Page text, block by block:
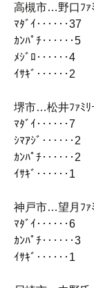
高槻市…野口ﾌｧ
ﾏﾀﾞｲ‥‥‥37
ｶﾝﾊﾟﾁ‥‥‥5
ﾒｼﾞﾛ‥‥‥4
ｲｻｷﾞ‥‥‥2
堺市…松井ﾌｧﾐﾘ
ﾏﾀﾞｲ‥‥‥7
ｼﾏｱｼﾞ‥‥‥2
ｶﾝﾊﾟﾁ‥‥‥2
ｲｻｷﾞ‥‥‥1
神戸市…望月ﾌｧ
ﾏﾀﾞｲ‥‥‥6
ｶﾝﾊﾟﾁ‥‥‥3
ｲｻｷﾞ‥‥‥1